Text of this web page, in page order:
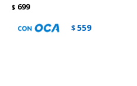
$ 699
$559